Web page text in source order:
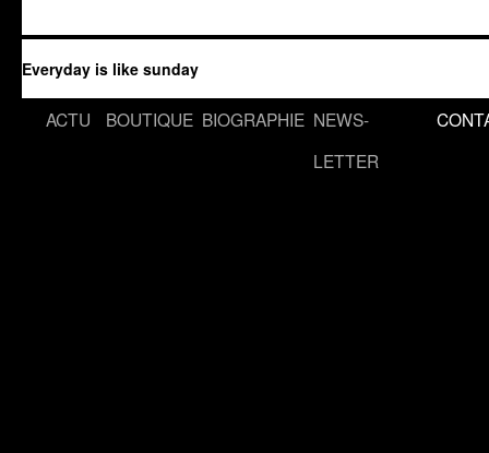
Everyday is like sunday
Aller
ACTU BOUTIQUE BIOGRAPHIE NEWS-
LETTER